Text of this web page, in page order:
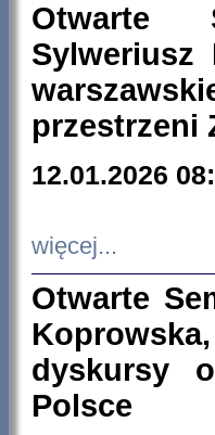
Otwarte
Sylweriusz
przestrzeni
12.01.2026
więcej...
Otwarte
dyskursy
Polsce